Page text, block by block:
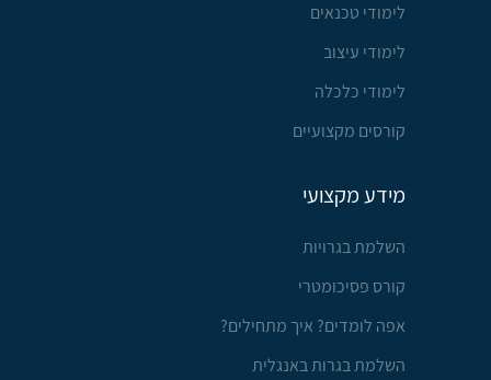
לימודי טכנאים
לימודי עיצוב
לימודי כלכלה
קורסים מקצועיים
מידע מקצועי
השלמת בגרויות
קורס פסיכומטרי
אפה לומדים? איך מתחילים?
השלמת בגרות באנגלית